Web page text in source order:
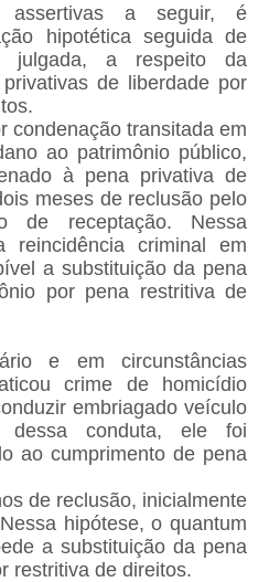
a seguir, é
hipotética seguida de
julgada, a respeito da
de liberdade por
condenação transitada em
ao patrimônio público,
à pena privativa de
meses de reclusão pelo
de receptação. Nessa
reincidência criminal em
a substituição da pena
por pena restritiva de
e em circunstâncias
crime de homicídio
embriagado veículo
dessa conduta, ele foi
ao cumprimento de pena
de reclusão, inicialmente
hipótese, o quantum
a substituição da pena
restritiva de direitos.